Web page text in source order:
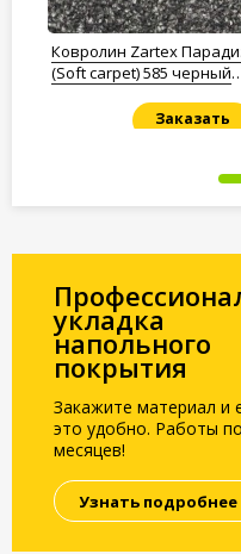
Ковролин Zartex
(Soft carpet) 585 черный
Заказать
укладка
напольного
покрытия
Закажите материал и
это удобно. Работы
месяцев!
Узнать подробнее